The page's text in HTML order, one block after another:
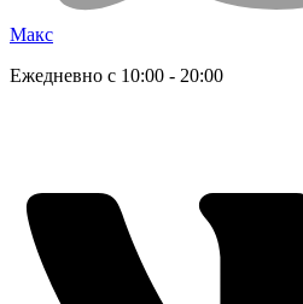
Макс
Ежедневно с 10:00 - 20:00